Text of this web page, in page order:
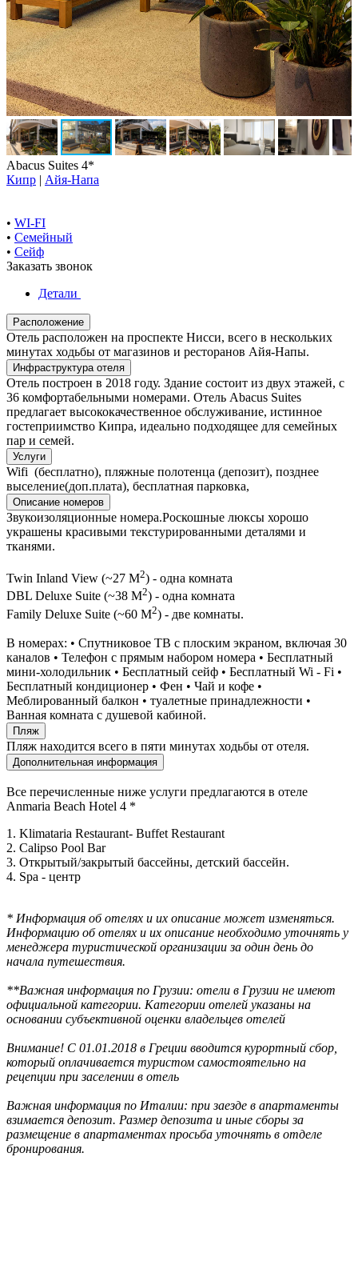
Abacus Suites 4*
Кипр | Айя-Напа
• WI-FI
• Семейный
• Сейф
Заказать звонок
Детали
Расположение
Отель расположен на проспекте Нисси, всего в нескольких
минутах ходьбы от магазинов и ресторанов Айя-Напы.
Инфраструктура отеля
Отель построен в 2018 году. Здание состоит из двух этажей, с
36 комфортабельными номерами. Отель Abacus Suites
предлагает высококачественное обслуживание, истинное
гостеприимство Кипра, идеально подходящее для семейных
пар и семей.
Услуги
Wifi (бесплатно), пляжные полотенца (депозит), позднее
выселение(доп.плата), бесплатная парковка,
Описание номеров
Звукоизоляционные номера.Роскошные люксы хорошо
украшены красивыми текстурированными деталями и
тканями.
Twin Inland View (~27 M2) - одна комната
DBL Deluxe Suite (~38 M2) - одна комната
Family Deluxe Suite (~60 M2) - две комнаты.
В номерах: • Спутниковое ТВ с плоским экраном, включая 30
каналов • Телефон с прямым набором номера • Бесплатный
мини-холодильник • Бесплатный сейф • Бесплатный Wi - Fi •
Бесплатный кондиционер • Фен • Чай и кофе •
Меблированный балкон • туалетные принадлежности •
Ванная комната с душевой кабиной.
Пляж
Пляж находится всего в пяти минутах ходьбы от отеля.
Дополнительная информация
Все перечисленные ниже услуги предлагаются в отеле
Anmaria Beach Hotel 4 *
1. Klimataria Restaurant- Buffet Restaurant
2. Calipso Pool Bar
3. Открытый/закрытый бассейны, детский бассейн.
4. Spa - центр
* Информация об отелях и их описание может изменяться.
Информацию об отелях и их описание необходимо уточнять у
менеджера туристической организации за один день до
начала путешествия.
**Важная информация по Грузии: отели в Грузии не имеют
официальной категории. Категории отелей указаны на
основании субъективной оценки владельцев отелей
Внимание! С 01.01.2018 в Греции вводится курортный сбор,
который оплачивается туристом самостоятельно на
рецепции при заселении в отель
Важная информация по Италии: при заезде в апартаменты
взимается депозит. Размер депозита и иные сборы за
размещение в апартаментах просьба уточнять в отделе
бронирования.